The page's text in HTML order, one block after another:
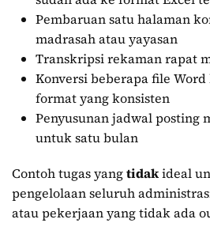
Pembaruan satu halaman
madrasah atau yayasan
Transkripsi rekaman rapat
Konversi beberapa file Word
format yang konsisten
Penyusunan jadwal posting
untuk satu bulan
Contoh tugas yangtidakideal
pengelolaan seluruh
atau pekerjaan yang tidak ada